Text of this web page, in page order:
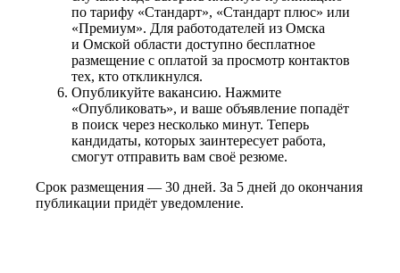
по тарифу «Стандарт», «Стандарт плюс» или
«Премиум». Для работодателей из Омска
и Омской области доступно бесплатное
размещение с оплатой за просмотр контактов
тех, кто откликнулся.
Опубликуйте вакансию. Нажмите
«Опубликовать», и ваше объявление попадёт
в поиск через несколько минут. Теперь
кандидаты, которых заинтересует работа,
смогут отправить вам своё резюме.
Срок размещения — 30 дней. За 5 дней до окончания
публикации придёт уведомление.